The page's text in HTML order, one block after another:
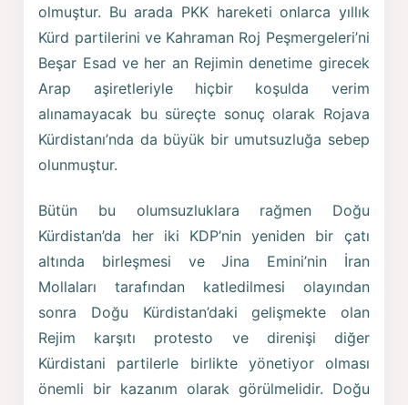
olmuştur. Bu arada PKK hareketi onlarca yıllık
Kürd partilerini ve Kahraman Roj Peşmergeleri’ni
Beşar Esad ve her an Rejimin denetime girecek
Arap aşiretleriyle hiçbir koşulda verim
alınamayacak bu süreçte sonuç olarak Rojava
Kürdistanı’nda da büyük bir umutsuzluğa sebep
olunmuştur.
Bütün bu olumsuzluklara rağmen Doğu
Kürdistan’da her iki KDP’nin yeniden bir çatı
altında birleşmesi ve Jina Emini’nin İran
Mollaları tarafından katledilmesi olayından
sonra Doğu Kürdistan’daki gelişmekte olan
Rejim karşıtı protesto ve direnişi diğer
Kürdistani partilerle birlikte yönetiyor olması
önemli bir kazanım olarak görülmelidir. Doğu